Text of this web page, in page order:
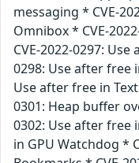
messaging * CVE-
Omnibox * CVE-
CVE-2022-0297:
0298: Use after free
Use after free in
0301: Heap buffer
0302: Use after free
in GPU Watchdog *